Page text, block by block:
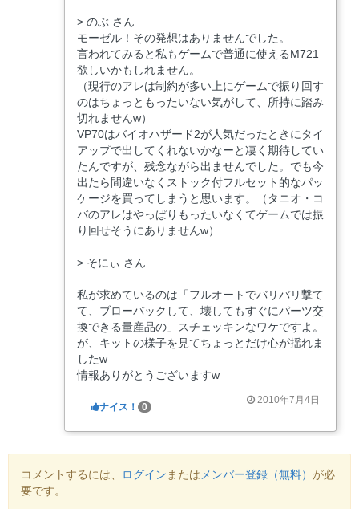
> のぶ さん
モーゼル！その発想はありませんでした。
言われてみると私もゲームで普通に使えるM721
欲しいかもしれません。
（現行のアレは制約が多い上にゲームで振り回す
のはちょっともったいない気がして、所持に踏み
切れませんw）
VP70はバイオハザード2が人気だったときにタイ
アップで出してくれないかなーと凄く期待してい
たんですが、残念ながら出ませんでした。でも今
出たら間違いなくストック付フルセット的なパッ
ケージを買ってしまうと思います。（タニオ・コ
バのアレはやっぱりもったいなくてゲームでは振
り回せそうにありませんw）
> そにぃ さん
私が求めているのは「フルオートでバリバリ撃て
て、ブローバックして、壊してもすぐにパーツ交
換できる量産品の」スチェッキンなワケですよ。
が、キットの様子を見てちょっとだけ心が揺れま
したw
情報ありがとうございますw
2010年7月4日
ナイス！ 0
コメントするには、 ログイン または メンバー登録（無料） が必
要です。